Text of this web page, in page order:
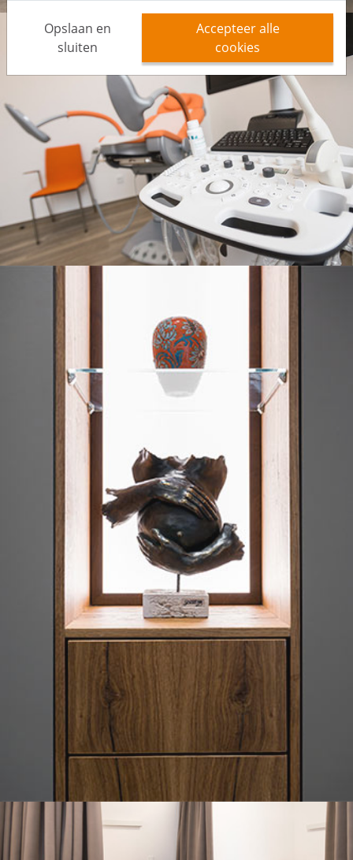
Opslaan en
sluiten
Accepteer alle
cookies